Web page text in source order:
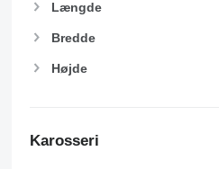
Længde
Bredde
Højde
Karosseri